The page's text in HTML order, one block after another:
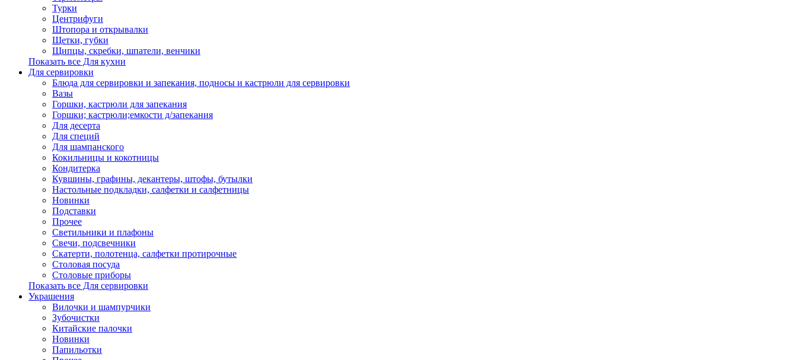
Турки
Центрифуги
Штопора и открывалки
Щетки, губки
Щипцы, скребки, шпатели, венчики
Показать все Для кухни
Для сервировки
Блюда для сервировки и запекания, подносы и кастрюли для сервировки
Вазы
Горшки, кастрюли для запекания
Горшки; кастрюли;емкости д/запекания
Для десерта
Для специй
Для шампанского
Кокильницы и кокотницы
Кондитерка
Кувшины, графины, декантеры, штофы, бутылки
Настольные подкладки, салфетки и салфетницы
Новинки
Подставки
Прочее
Светильники и плафоны
Свечи, подсвечники
Скатерти, полотенца, салфетки протирочные
Столовая посуда
Столовые приборы
Показать все Для сервировки
Украшения
Вилочки и шампурчики
Зубочистки
Китайские палочки
Новинки
Папильотки